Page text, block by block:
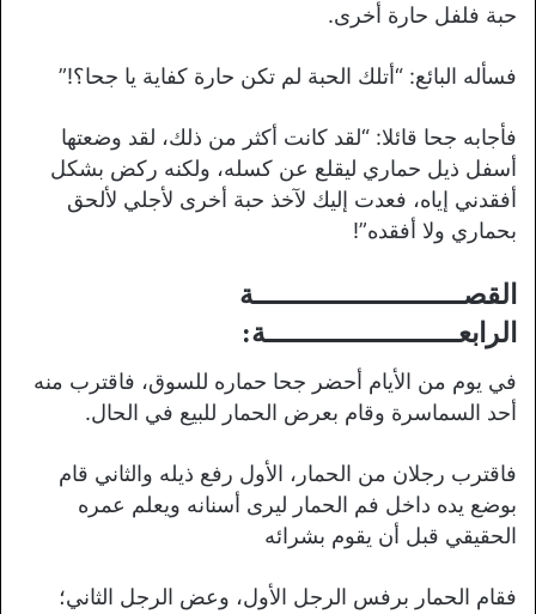
حبة فلفل حارة أخرى.
فسأله البائع: “أتلك الحبة لم تكن حارة كفاية يا جحا؟!”
فأجابه جحا قائلا: “لقد كانت أكثر من ذلك، لقد وضعتها
أسفل ذيل حماري ليقلع عن كسله، ولكنه ركض بشكل
أفقدني إياه، فعدت إليك لآخذ حبة أخرى لأجلي لألحق
بحماري ولا أفقده”!
القصـــــــــــــــــــــــــة
الرابعـــــــــــــــــــــــة:
في يوم من الأيام أحضر جحا حماره للسوق، فاقترب منه
أحد السماسرة وقام بعرض الحمار للبيع في الحال.
فاقترب رجلان من الحمار، الأول رفع ذيله والثاني قام
بوضع يده داخل فم الحمار ليرى أسنانه ويعلم عمره
الحقيقي قبل أن يقوم بشرائه
فقام الحمار برفس الرجل الأول، وعض الرجل الثاني؛